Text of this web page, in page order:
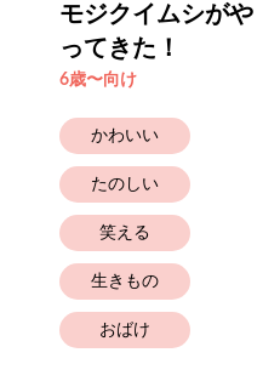
モジクイムシがや
ってきた！
6歳〜向け
かわいい
たのしい
笑える
生きもの
おばけ